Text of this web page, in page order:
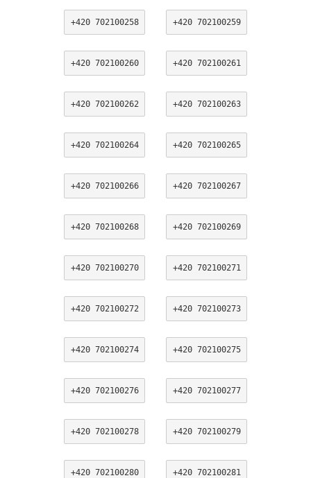
+420 702100258 +420 702100259
+420 702100260 +420 702100261
+420 702100262 +420 702100263
+420 702100264 +420 702100265
+420 702100266 +420 702100267
+420 702100268 +420 702100269
+420 702100270 +420 702100271
+420 702100272 +420 702100273
+420 702100274 +420 702100275
+420 702100276 +420 702100277
+420 702100278 +420 702100279
+420 702100280 +420 702100281